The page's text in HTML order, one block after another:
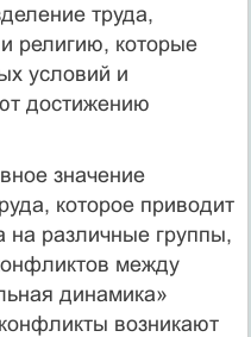
труда,
религию, которые
условий и
достижению
значение
которое приводит
на раз­личные группы,
между
динамика»
возникают